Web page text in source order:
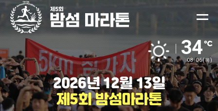
34
08.06(목)
2026년12월13일
제5회밤섬마라톤